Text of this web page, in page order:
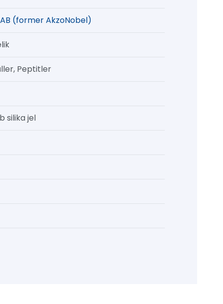
(former AkzoNobel)
Peptitler
silika jel